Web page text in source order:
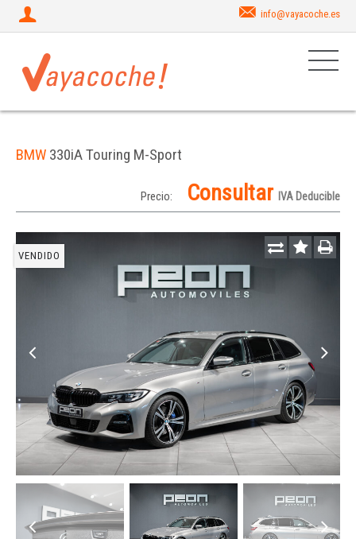
info@vayacoche.es
BMW 330iA Touring M-Sport
Precio: Consultar IVA Deducible
VENDIDO